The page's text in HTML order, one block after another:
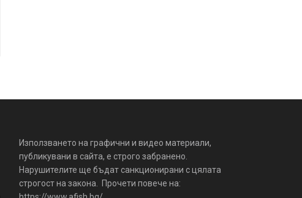
Използването на графични и видео материали,
публикувани в сайта, е строго забранено.
Нарушителите ще бъдат санкционирани с цялата
строгост на закона. Прочети повече на: